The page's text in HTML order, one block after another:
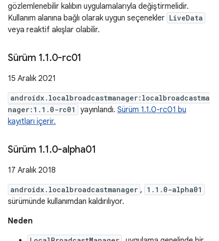
gözlemlenebilir kalıbın uygulamalarıyla değiştirmelidir.
Kullanım alanına bağlı olarak uygun seçenekler LiveData
veya reaktif akışlar olabilir.
Sürüm 1.1.0-rc01
15 Aralık 2021
androidx.localbroadcastmanager:localbroadcastma
nager:1.1.0-rc01
yayınlandı. Sürüm 1.1.0-rc01 bu
kayıtları içerir.
Sürüm 1.1.0-alpha01
17 Aralık 2018
androidx.localbroadcastmanager , 1.1.0-alpha01
sürümünde kullanımdan kaldırılıyor.
Neden